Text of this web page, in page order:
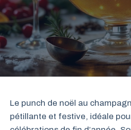
Le punch de noël au
pétillante et festive, idéale